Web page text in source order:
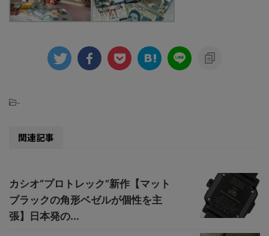
-
関連記事
カシオ“プロトレック”新作【マット
ブラックの角形ベゼルが個性を主
張】日本発の...